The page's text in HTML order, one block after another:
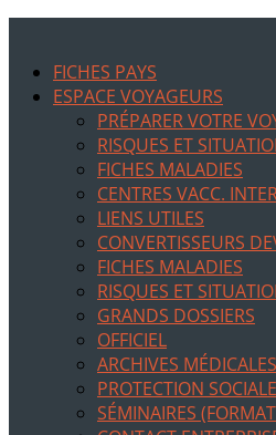
FICHES PAYS
ESPACE VOYAGEURS
PRÉPARER VOTRE
RISQUES ET
FICHES MALADIES
CENTRES VACC.
LIENS UTILES
CONVERTISSEURS
FICHES MALADIES
RISQUES ET
GRANDS DOSSIERS
OFFICIEL
ARCHIVES MÉDICALES
PROTECTION SOCIALE
SÉMINAIRES